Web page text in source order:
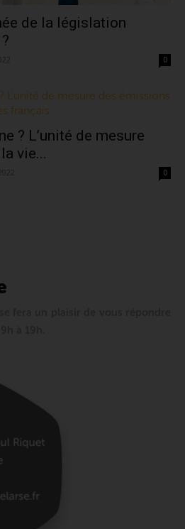
de la législation
0
? L’unité de mesure
vie...
0